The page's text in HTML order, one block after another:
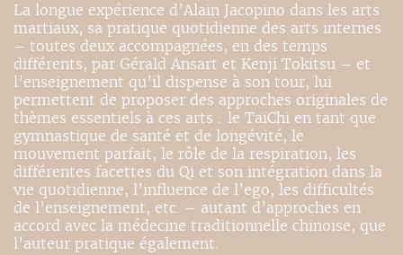
La longue expérience d’Alain Jacopino dans les arts
martiaux, sa pratique quotidienne des arts internes
– toutes deux accompagnées, en des temps
différents, par Gérald Ansart et Kenji Tokitsu – et
l’enseignement qu’il dispense à son tour, lui
permettent de proposer des approches originales de
thèmes essentiels à ces arts : le TaïChi en tant que
gymnastique de santé et de longévité, le
mouvement parfait, le rôle de la respiration, les
différentes facettes du Qi et son intégration dans la
vie quotidienne, l’influence de l’ego, les difficultés
de l’enseignement, etc. – autant d’approches en
accord avec la médecine traditionnelle chinoise, que
l’auteur pratique également.